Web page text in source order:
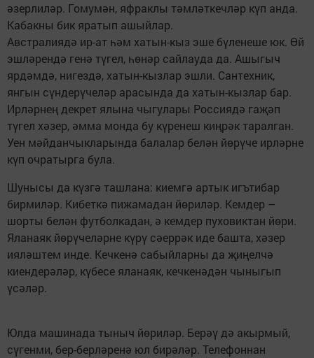
әзерлиләр. Гомумән, яфраклы тәмләткечләр күп анда.
Кабакны бик яратып ашыйлар.
Австралиядә ир-ат һәм хатын-кыз эше бүленеше юк. Өй
эшләрендә генә түгел, һөнәр сайлауда да. Ашыгыч
ярдәмдә, нигездә, хатын-кызлар эшли. Сантехник,
янгын сүндерүчеләр арасында да хатын-кызлар бар.
Ирләрнең декрет ялына чыгулары Россиядә гаҗәп
түгел хәзер, әмма монда бу күренеш киңрәк таралган.
Уен мәйданчыкларында балалар белән йөрүче ирләрне
күп очратырга була.
Шунысы да күзгә ташлана: киемгә артык игътибар
бирмиләр. Кибеткә пижамадан йөриләр. Кемдер –
шорты белән футболкадан, ә кемдер пуховиктан йөри.
Яланаяк йөрүчеләрне күрү сәеррәк иде башта, хәзер
ияләштем инде. Кечкенә сабыйларны да җиңелчә
киендерәләр, күбесе яланаяк, кечкенәдән чыныгып
үсәләр.
Юлда машинада тыныч йөриләр. Берәү дә акырмый,
сүгенми, бер-берләренә юл бирәләр. Телефоннан